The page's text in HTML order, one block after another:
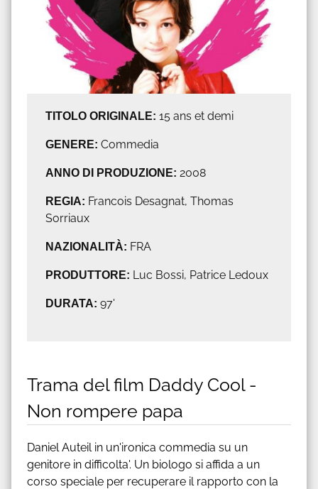
TITOLO ORIGINALE: 15 ans et demi
GENERE: Commedia
ANNO DI PRODUZIONE: 2008
REGIA: Francois Desagnat, Thomas
Sorriaux
NAZIONALITÀ: FRA
PRODUTTORE: Luc Bossi, Patrice Ledoux
DURATA: 97'
Trama del film Daddy Cool -
Non rompere papa
Daniel Auteil in un'ironica commedia su un
genitore in difficolta'. Un biologo si affida a un
corso speciale per recuperare il rapporto con la